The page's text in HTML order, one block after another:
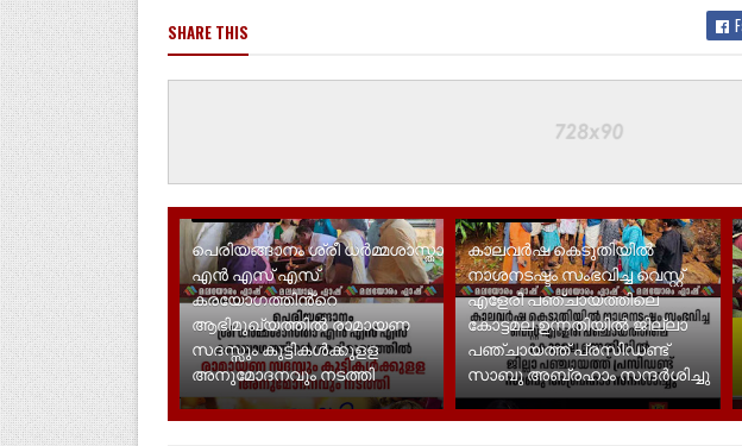
SHARE THIS
LATEST NEWS
പെരിയങ്ങാനം ശ്രീ ധർമ്മശാസ്താ
എൻ എസ് എസ്
കരയോഗത്തിൻ്റെ
ആഭിമുഖ്യത്തിൽ രാമായണ
സദസ്സും കുട്ടികൾക്കുളള
അനുമോദനവും നടത്തി
LATEST NEWS
കാലവർഷ കെടുതിയിൽ
നാശനടഷ്ടം സംഭവിച്ച വെസ്റ്റ്
എളേരി പഞ്ചായത്തിലെ
കോട്ടമല ഉന്നതിയിൽ ജില്ലാ
പഞ്ചായത്ത് പ്രസിഡണ്ട്
സാബു അബ്രഹാം സന്ദര്‍ശിച്ചു